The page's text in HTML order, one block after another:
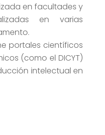
en facultades y
en varias
portales científicos
(como el DICYT)
intelectual en